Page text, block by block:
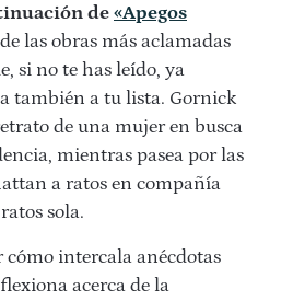
de«Apegos
las obras más aclamadas
si no te has leído, ya
también a tu lista. Gornick
de una mujer en busca
mientras pasea por las
a ratos en compañía
sola.
cómo intercala anécdotas
acerca de la